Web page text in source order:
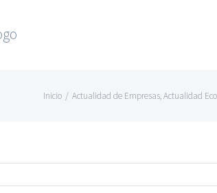
Inicio / Actualidad de Empresas,Actualidad